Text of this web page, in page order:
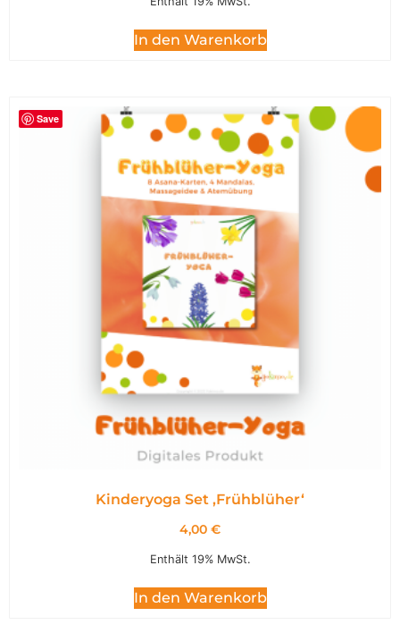
In den Warenkorb
Save
Kinderyoga Set ,Frühblüher‘
4,00 €
Enthält 19% MwSt.
In den Warenkorb